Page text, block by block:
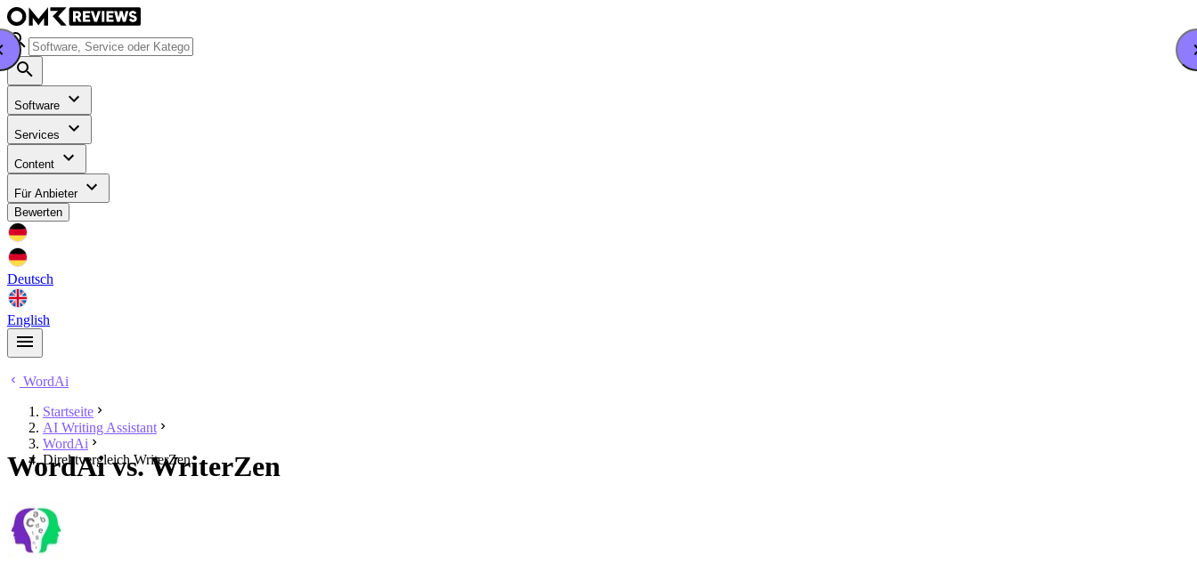
Software
Services
Content
Für Anbieter
Bewerten
Deutsch
English
WordAi
Startseite
AI Writing Assistant
WordAi
Direktvergleich WriterZen
WordAi vs. WriterZen